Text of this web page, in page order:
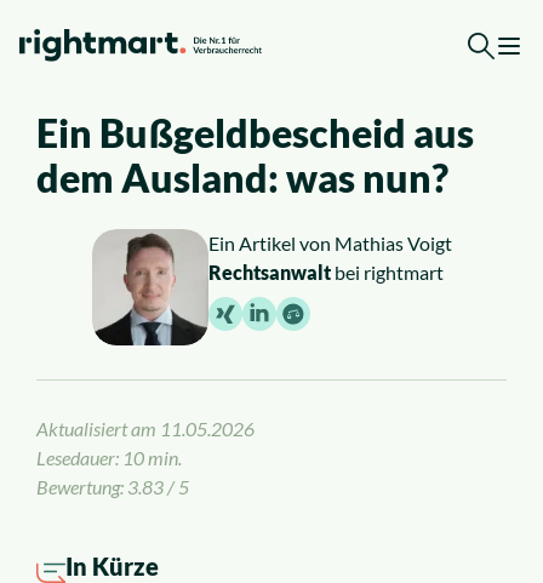
Top-Rechtsgebiete
Arbeitsrecht
Ausländerrecht
Sozialrecht
Insolvenzrecht
Kostenlose Erstberatung
Ein Bußgeldbescheid aus
dem Ausland: was nun?
Ein Artikel von Mathias Voigt
Rechtsanwaltbei rightmart
Aktualisiert am 11.05.2026
Lesedauer: 10 min.
Bewertung: 3.83 / 5
In Kürze